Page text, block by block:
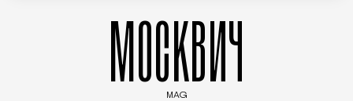
МОСКВИЧ
MAG